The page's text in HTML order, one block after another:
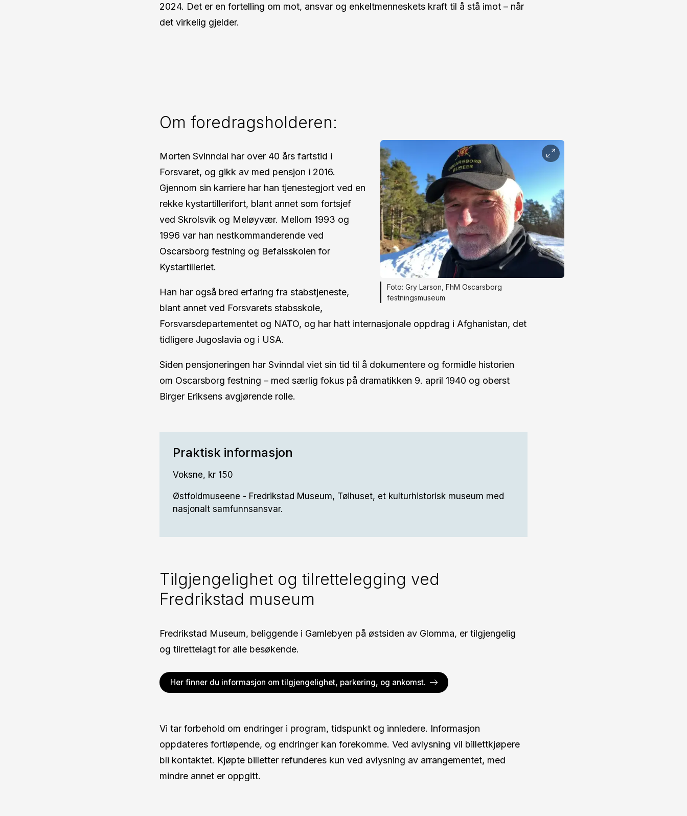
2024. Det er en fortelling om mot, ansvar og enkeltmenneskets kraft til å stå imot – når
det virkelig gjelder.
Gry Larson, FhM Oscarsborg
festningsmuseum
Om foredragsholderen:
Morten Svinndal har over 40 års fartstid i
Forsvaret, og gikk av med pensjon i 2016.
Gjennom sin karriere har han tjenestegjort ved en
rekke kystartillerifort, blant annet som fortsjef
ved Skrolsvik og Meløyvær. Mellom 1993 og
1996 var han nestkommanderende ved
Oscarsborg festning og Befalsskolen for
Kystartilleriet.
Han har også bred erfaring fra stabstjeneste,
blant annet ved Forsvarets stabsskole,
Forsvarsdepartementet og NATO, og har hatt internasjonale oppdrag i Afghanistan, det
tidligere Jugoslavia og i USA.
Siden pensjoneringen har Svinndal viet sin tid til å dokumentere og formidle historien
om Oscarsborg festning – med særlig fokus på dramatikken 9. april 1940 og oberst
Birger Eriksens avgjørende rolle.
Praktisk informasjon
Voksne, kr 150
Østfoldmuseene - Fredrikstad Museum, Tøihuset, et kulturhistorisk museum med
nasjonalt samfunnsansvar.
Tilgjengelighet og tilrettelegging ved
Fredrikstad museum
Fredrikstad Museum, beliggende i Gamlebyen på østsiden av Glomma, er tilgjengelig
og tilrettelagt for alle besøkende.
Her finner du informasjon om tilgjengelighet, parkering, og ankomst.
Vi tar forbehold om endringer i program, tidspunkt og innledere. Informasjon
oppdateres fortløpende, og endringer kan forekomme. Ved avlysning vil billettkjøpere
bli kontaktet. Kjøpte billetter refunderes kun ved avlysning av arrangementet, med
mindre annet er oppgitt.